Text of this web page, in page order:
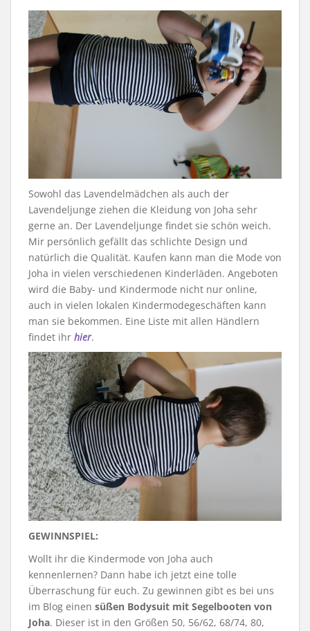
Sowohl das Lavendelmädchen als auch der
Lavendeljunge ziehen die Kleidung von Joha sehr
gerne an. Der Lavendeljunge findet sie schön weich.
Mir persönlich gefällt das schlichte Design und
natürlich die Qualität. Kaufen kann man die Mode von
Joha in vielen verschiedenen Kinderläden. Angeboten
wird die Baby- und Kindermode nicht nur online,
auch in vielen lokalen Kindermodegeschäften kann
man sie bekommen. Eine Liste mit allen Händlern
findet ihr hier.
GEWINNSPIEL:
Wollt ihr die Kindermode von Joha auch
kennenlernen? Dann habe ich jetzt eine tolle
Überraschung für euch. Zu gewinnen gibt es bei uns
im Blog einen süßen Bodysuit mit Segelbooten von
Joha. Dieser ist in den Größen 50, 56/62, 68/74, 80,